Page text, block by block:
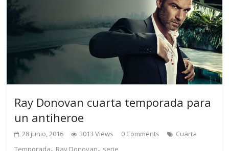
Ray Donovan cuarta temporada para
un antiheroe
28 junio, 2016 3013 Views 0 Comments
Cuarta
Temporada, Ray Donovan, serie